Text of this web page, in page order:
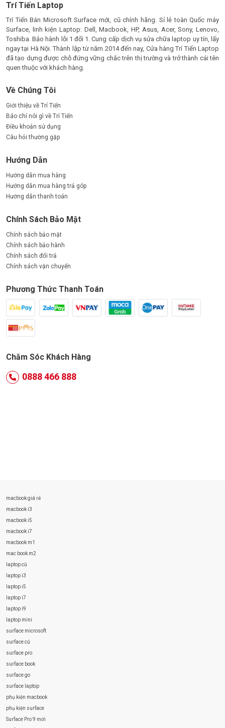
Trí Tiến Laptop
Trí Tiến Bán Microsoft Surface mới, cũ chính hãng. Sỉ lẻ toàn Quốc máy
Surface, linh kiện Laptop: Dell, Macbook, HP, Asus, Acer, Sony, Lenovo,
Toshiba. Bảo hành lỗi 1 đổi 1. Cung cấp dịch vụ sửa chữa laptop uy tín, lấy
ngay tại Hà Nội. Thành lập từ năm 2014 đến nay, Cửa hàng Trí Tiến Laptop
đã tạo dựng được chỗ đứng vững chắc trên thị trường và trở thành cái tên
quen thuộc với khách hàng.
Về Chúng Tôi
Giới thiệu về Trí Tiến
Báo chí nói gì về Trí Tiến
Điều khoản sử dụng
Câu hỏi thường gặp
Hướng Dẫn
Hướng dẫn mua hàng
Hướng dẫn mua hàng trả góp
Hướng dẫn thanh toán
Chính Sách Bảo Mật
Chính sách bảo mật
Chính sách bảo hành
Chính sách đổi trả
Chính sách vận chuyển
Phương Thức Thanh Toán
Chăm Sóc Khách Hàng
0888 466 888
macbook giá rẻ
macbook i3
macbook i5
macbook i7
macbook m1
mac book m2
laptop cũ
laptop i3
laptop i5
laptop i7
laptop i9
laptop mini
surface microsoft
surface cũ
surface pro
surface book
surface go
surface laptop
phụ kiện macbook
phụ kiện surface
Surface Pro 9 mới